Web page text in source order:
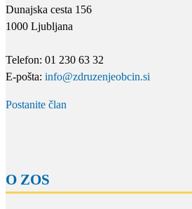
Dunajska cesta 156
1000 Ljubljana
Telefon: 01 230 63 32
E-pošta: info@zdruzenjeobcin.si
Postanite član
O ZOS